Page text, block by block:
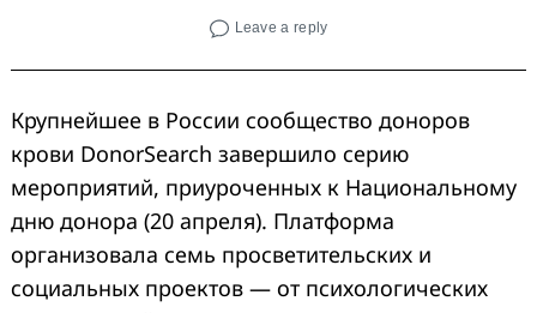
Leave a reply
Крупнейшее в России сообщество доноров
крови DonorSearch завершило серию
мероприятий, приуроченных к Национальному
дню донора (20 апреля). Платформа
организовала семь просветительских и
социальных проектов — от психологических